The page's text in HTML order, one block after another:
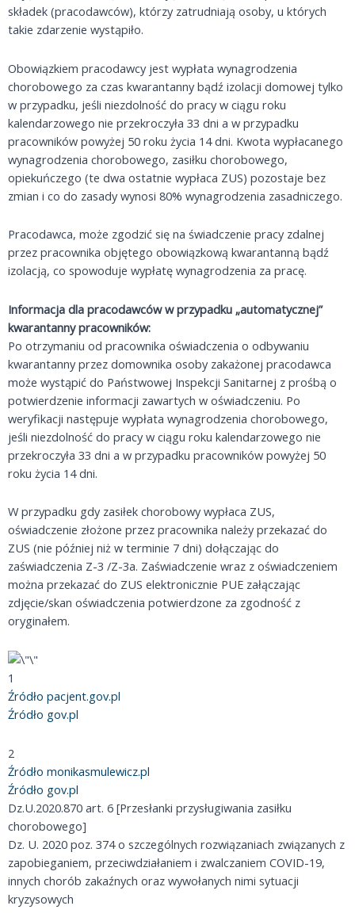
składek (pracodawców), którzy zatrudniają osoby, u których
takie zdarzenie wystąpiło.
Obowiązkiem pracodawcy jest wypłata wynagrodzenia
chorobowego za czas kwarantanny bądź izolacji domowej tylko
w przypadku, jeśli niezdolność do pracy w ciągu roku
kalendarzowego nie przekroczyła 33 dni a w przypadku
pracowników powyżej 50 roku życia 14 dni. Kwota wypłacanego
wynagrodzenia chorobowego, zasiłku chorobowego,
opiekuńczego (te dwa ostatnie wypłaca ZUS) pozostaje bez
zmian i co do zasady wynosi 80% wynagrodzenia zasadniczego.
Pracodawca, może zgodzić się na świadczenie pracy zdalnej
przez pracownika objętego obowiązkową kwarantanną bądź
izolacją, co spowoduje wypłatę wynagrodzenia za pracę.
Informacja dla pracodawców w przypadku „automatycznej”
kwarantanny pracowników:
Po otrzymaniu od pracownika oświadczenia o odbywaniu
kwarantanny przez domownika osoby zakażonej pracodawca
może wystąpić do Państwowej Inspekcji Sanitarnej z prośbą o
potwierdzenie informacji zawartych w oświadczeniu. Po
weryfikacji następuje wypłata wynagrodzenia chorobowego,
jeśli niezdolność do pracy w ciągu roku kalendarzowego nie
przekroczyła 33 dni a w przypadku pracowników powyżej 50
roku życia 14 dni.
W przypadku gdy zasiłek chorobowy wypłaca ZUS,
oświadczenie złożone przez pracownika należy przekazać do
ZUS (nie później niż w terminie 7 dni) dołączając do
zaświadczenia Z-3 /Z-3a. Zaświadczenie wraz z oświadczeniem
można przekazać do ZUS elektronicznie PUE załączając
zdjęcie/skan oświadczenia potwierdzone za zgodność z
oryginałem.
1
Źródło pacjent.gov.pl
Źródło gov.pl
2
Źródło monikasmulewicz.pl
Źródło gov.pl
Dz.U.2020.870 art. 6 [Przesłanki przysługiwania zasiłku
chorobowego]
Dz. U. 2020 poz. 374 o szczególnych rozwiązaniach związanych z
zapobieganiem, przeciwdziałaniem i zwalczaniem COVID-19,
innych chorób zakaźnych oraz wywołanych nimi sytuacji
kryzysowych